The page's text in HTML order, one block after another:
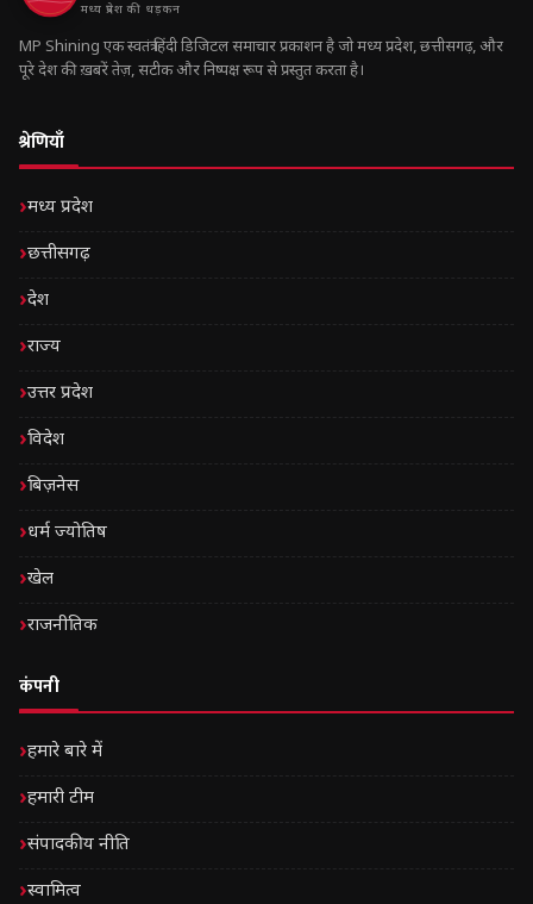
मध्य प्रदेश की धड़कन
MP Shining एक स्वतंत्र हिंदी डिजिटल समाचार प्रकाशन है जो मध्य प्रदेश, छत्तीसगढ़, और
पूरे देश की ख़बरें तेज़, सटीक और निष्पक्ष रूप से प्रस्तुत करता है।
श्रेणियाँ
मध्य प्रदेश
छत्तीसगढ़
देश
राज्य
उत्तर प्रदेश
विदेश
बिज़नेस
धर्म ज्योतिष
खेल
राजनीतिक
कंपनी
हमारे बारे में
हमारी टीम
संपादकीय नीति
स्वामित्व